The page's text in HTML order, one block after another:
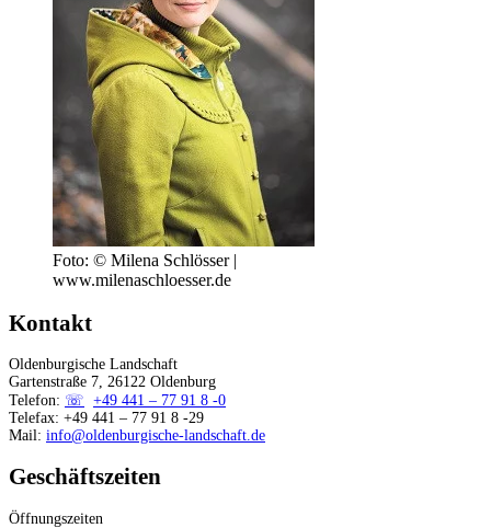
Foto: © Milena Schlösser |
www.milenaschloesser.de
Kontakt
Oldenburgische Landschaft
Gartenstraße 7, 26122 Oldenburg
Telefon:
+49 441 – 77 91 8 -0
Telefax: +49 441 – 77 91 8 -29
Mail: info@oldenburgische-landschaft.de
Geschäftszeiten
Öffnungszeiten